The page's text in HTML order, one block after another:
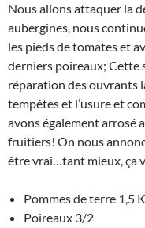
Nous allons attaquer la
aubergines, nous
les pieds de tomates et
derniers poireaux; Cette
réparation des ouvrants
tempêtes et l’usure et
avons également arrosé
fruitiers! On nous
être vrai…tant mieux, ça
Pommes de terre 1,5
Poireaux 3/2